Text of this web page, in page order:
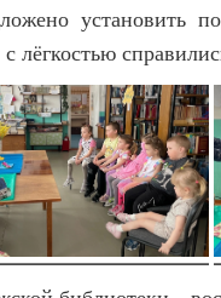
установить
лёгкостью